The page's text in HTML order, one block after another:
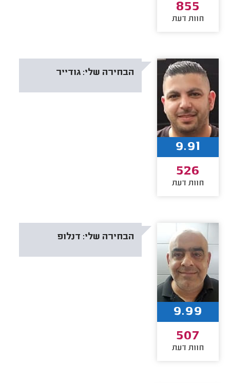
855
חוות דעת
הבחירה שלי: גודייר
9.91
526
חוות דעת
הבחירה שלי: דנלופ
9.99
507
חוות דעת